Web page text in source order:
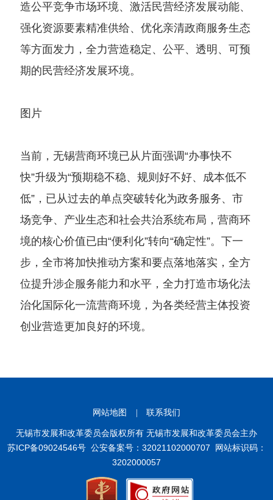
造公平竞争市场环境、激活民营经济发展动能、
强化资源要素精准供给、优化亲清政商服务生态
等方面发力，全力营造稳定、公平、透明、可预
期的民营经济发展环境。
图片
当前，无锡营商环境已从片面强调“办事快不
快”升级为“预期稳不稳、规则好不好、成本低不
低”，已从过去的单点突破转化为政务服务、市
场竞争、产业生态和社会共治系统布局，营商环
境的核心价值已由“便利化”转向“确定性”。下一
步，全市将加快推动方案和要点落地落实，全方
位提升涉企服务能力和水平，全力打造市场化法
治化国际化一流营商环境，为各类经营主体投资
创业营造更加良好的环境。
网站地图 联系我们
无锡市发展和改革委员会版权所有 无锡市发展和改革委员会主办
苏ICP备09024546号 公安备案号：32021102000707 网站标识码：
3202000057